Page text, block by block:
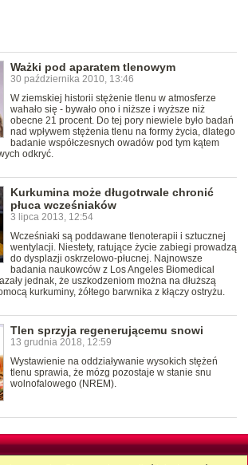
Ważki pod aparatem tlenowym
30 października 2010, 13:46
W ziemskiej historii stężenie tlenu w atmosferze
wahało się - bywało ono i niższe i wyższe niż
obecne 21 procent. Do tej pory niewiele było badań
nad wpływem stężenia tlenu na formy życia, dlatego
badanie współczesnych owadów pod tym kątem
odkryć.
Kurkumina może długotrwale chronić
płuca wcześniaków
3 lipca 2013, 12:54
Wcześniaki są poddawane tlenoterapii i sztucznej
wentylacji. Niestety, ratujące życie zabiegi prowadzą
do dysplazji oskrzelowo-płucnej. Najnowsze
badania naukowców z Los Angeles Biomedical
jednak, że uszkodzeniom można na dłuższą
kurkuminy, żółtego barwnika z kłączy ostryżu.
Tlen sprzyja regenerującemu snowi
13 grudnia 2018, 12:59
Wystawienie na oddziaływanie wysokich stężeń
tlenu sprawia, że mózg pozostaje w stanie snu
wolnofalowego (NREM).